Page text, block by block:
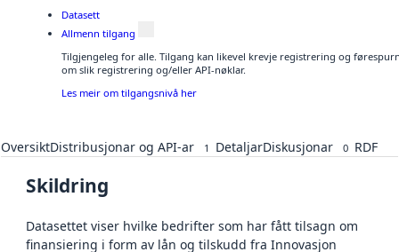
Datasett
Allmenn tilgang
Tilgjengeleg for alle. Tilgang kan likevel krevje registrering og
om slik registrering og/eller API-nøklar.
Les meir om tilgangsnivå her
OversiktDistribusjonar og API-ar 1 DetaljarDiskusjonar 0 RDF
Skildring
Datasettet viser hvilke bedrifter som har fått tilsagn om
finansiering i form av lån og tilskudd fra Innovasjon